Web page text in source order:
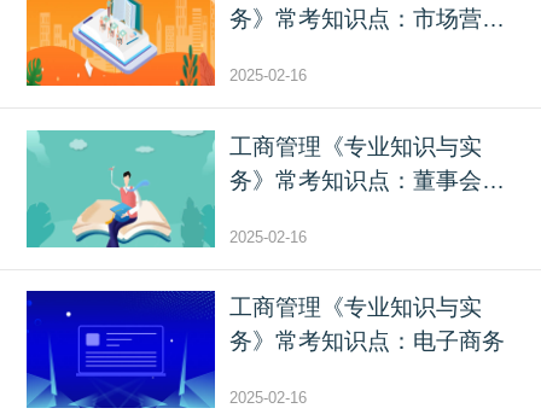
务》常考知识点：市场营销
2025-02-16
工商管理《专业知识与实
务》常考知识点：董事会制
2025-02-16
工商管理《专业知识与实
务》常考知识点：电子商务
2025-02-16